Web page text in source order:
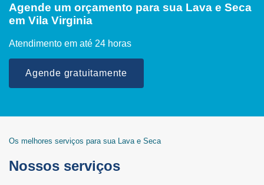
Agende um orçamento para sua Lava e Seca
em Vila Virginia
Atendimento em até 24 horas
Agende gratuitamente
Os melhores serviços para sua Lava e Seca
Nossos serviços